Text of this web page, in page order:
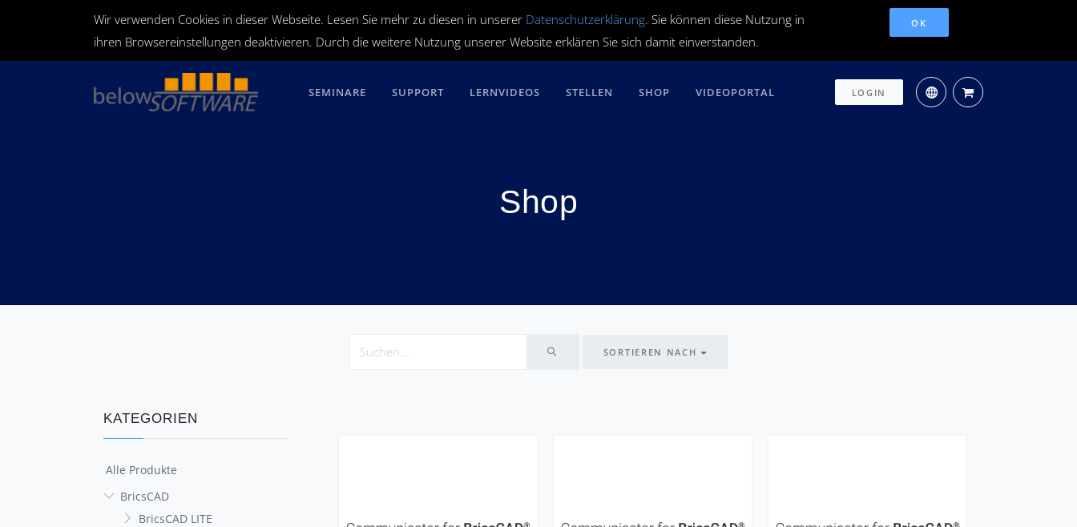
Wir verwenden Cookies in dieser Webseite. Lesen Sie mehr zu diesen in unserer Datenschutzerklärung. Sie können diese Nutzung in
ihren Browsereinstellungen deaktivieren. Durch die weitere Nutzung unserer Website erklären Sie sich damit einverstanden.
OK
SEMINARE SUPPORT LERNVIDEOS STELLEN SHOP VIDEOPORTAL LOGIN
Shop
SORTIEREN NACH
KATEGORIEN
Alle Produkte
BricsCAD
BricsCAD LITE